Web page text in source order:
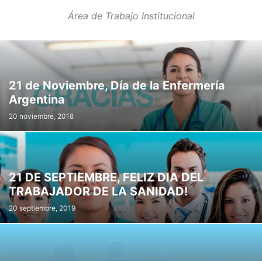
NOTAS VIEJAS IN NOTICIAS NOTICIAS PT REPORTAGEM DE CAPA
TRABAJADORES DE LA SALUD
Área de Trabajo Institucional
21 de Noviembre, Día de la Enfermería
Argentina
20 noviembre, 2018
21 DE SEPTIEMBRE, FELIZ DIA DEL
TRABAJADOR DE LA SANIDAD!
20 septiembre, 2019